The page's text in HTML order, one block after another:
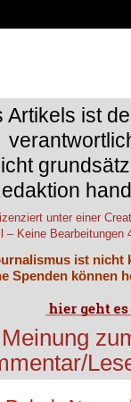
ist
unter einer
– Keine Bearbeitungen
ist nicht
Spenden können